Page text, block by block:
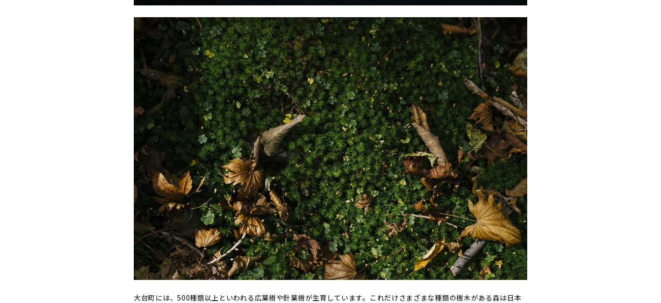
大台町には、500種類以上といわれる広葉樹や針葉樹が生育しています。これだけさまざまな種類の樹木がある森は日本